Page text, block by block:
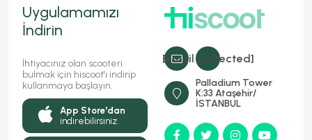
[email protected]
Palladium Tower
K:33 Ataşehir/
İSTANBUL
Uygulamamızı
İndirin
İhtiyacınız olan scooteri
bulmak için hiscoot'ı indirip
kullanmaya başlayın.
App Store'dan
indirebilirsiniz.